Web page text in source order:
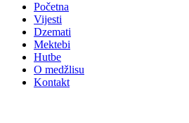
Početna
Vijesti
Dzemati
Mektebi
Hutbe
O medžlisu
Kontakt